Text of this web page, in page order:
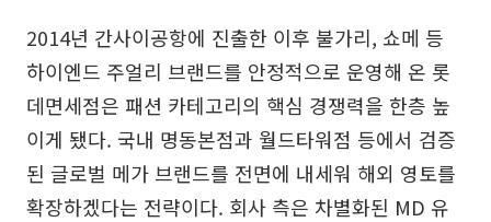
2014년 간사이공항에 진출한 이후 불가리, 쇼메 등
하이엔드 주얼리 브랜드를 안정적으로 운영해 온 롯
데면세점은 패션 카테고리의 핵심 경쟁력을 한층 높
이게 됐다. 국내 명동본점과 월드타워점 등에서 검증
된 글로벌 메가 브랜드를 전면에 내세워 해외 영토를
확장하겠다는 전략이다. 회사 측은 차별화된 MD 유